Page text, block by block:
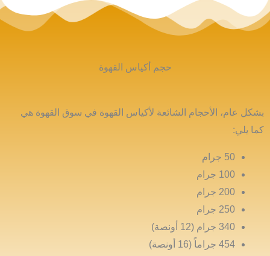
حجم أكياس القهوة
بشكل عام، الأحجام الشائعة لأكياس القهوة في سوق القهوة هي
كما يلي:
50 جرام
100 جرام
200 جرام
250 جرام
340 جرام (12 أونصة)
454 جراماً (16 أونصة)